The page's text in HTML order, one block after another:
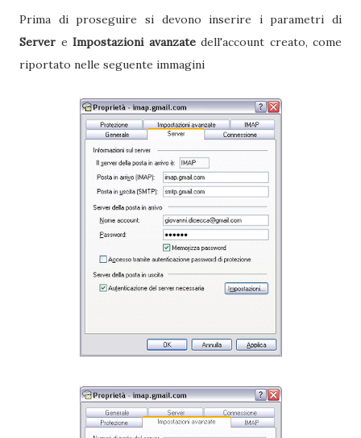
Prima di proseguire si devono inserire i parametri di
Server e Impostazioni avanzatedell'account creato, come
riportato nelle seguente immagini